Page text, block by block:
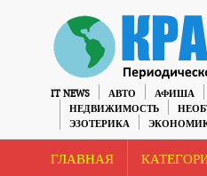
IT NEWS АВТО АФИША
НЕДВИЖИМОСТЬ
ЭЗОТЕРИКА
ГЛАВНАЯ